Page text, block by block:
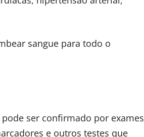
sangue para todo o
ser confirmado por exames
e outros testes que